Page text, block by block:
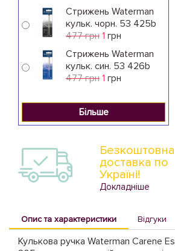
Стрижень Waterman
кульк. чорн. 53 425b
477 грн 1 грн
Стрижень Waterman
кульк. син. 53 426b
477 грн 1 грн
Більше
Безкоштовна
доставка по
Україні!
Докладніше
Опис та характеристики Відгуки
Кулькова ручка Waterman Carene